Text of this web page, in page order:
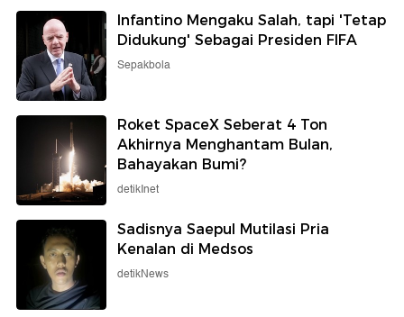
Infantino Mengaku Salah, tapi 'Tetap
Didukung' Sebagai Presiden FIFA
Sepakbola
Roket SpaceX Seberat 4 Ton
Akhirnya Menghantam Bulan,
Bahayakan Bumi?
detikInet
Sadisnya Saepul Mutilasi Pria
Kenalan di Medsos
detikNews